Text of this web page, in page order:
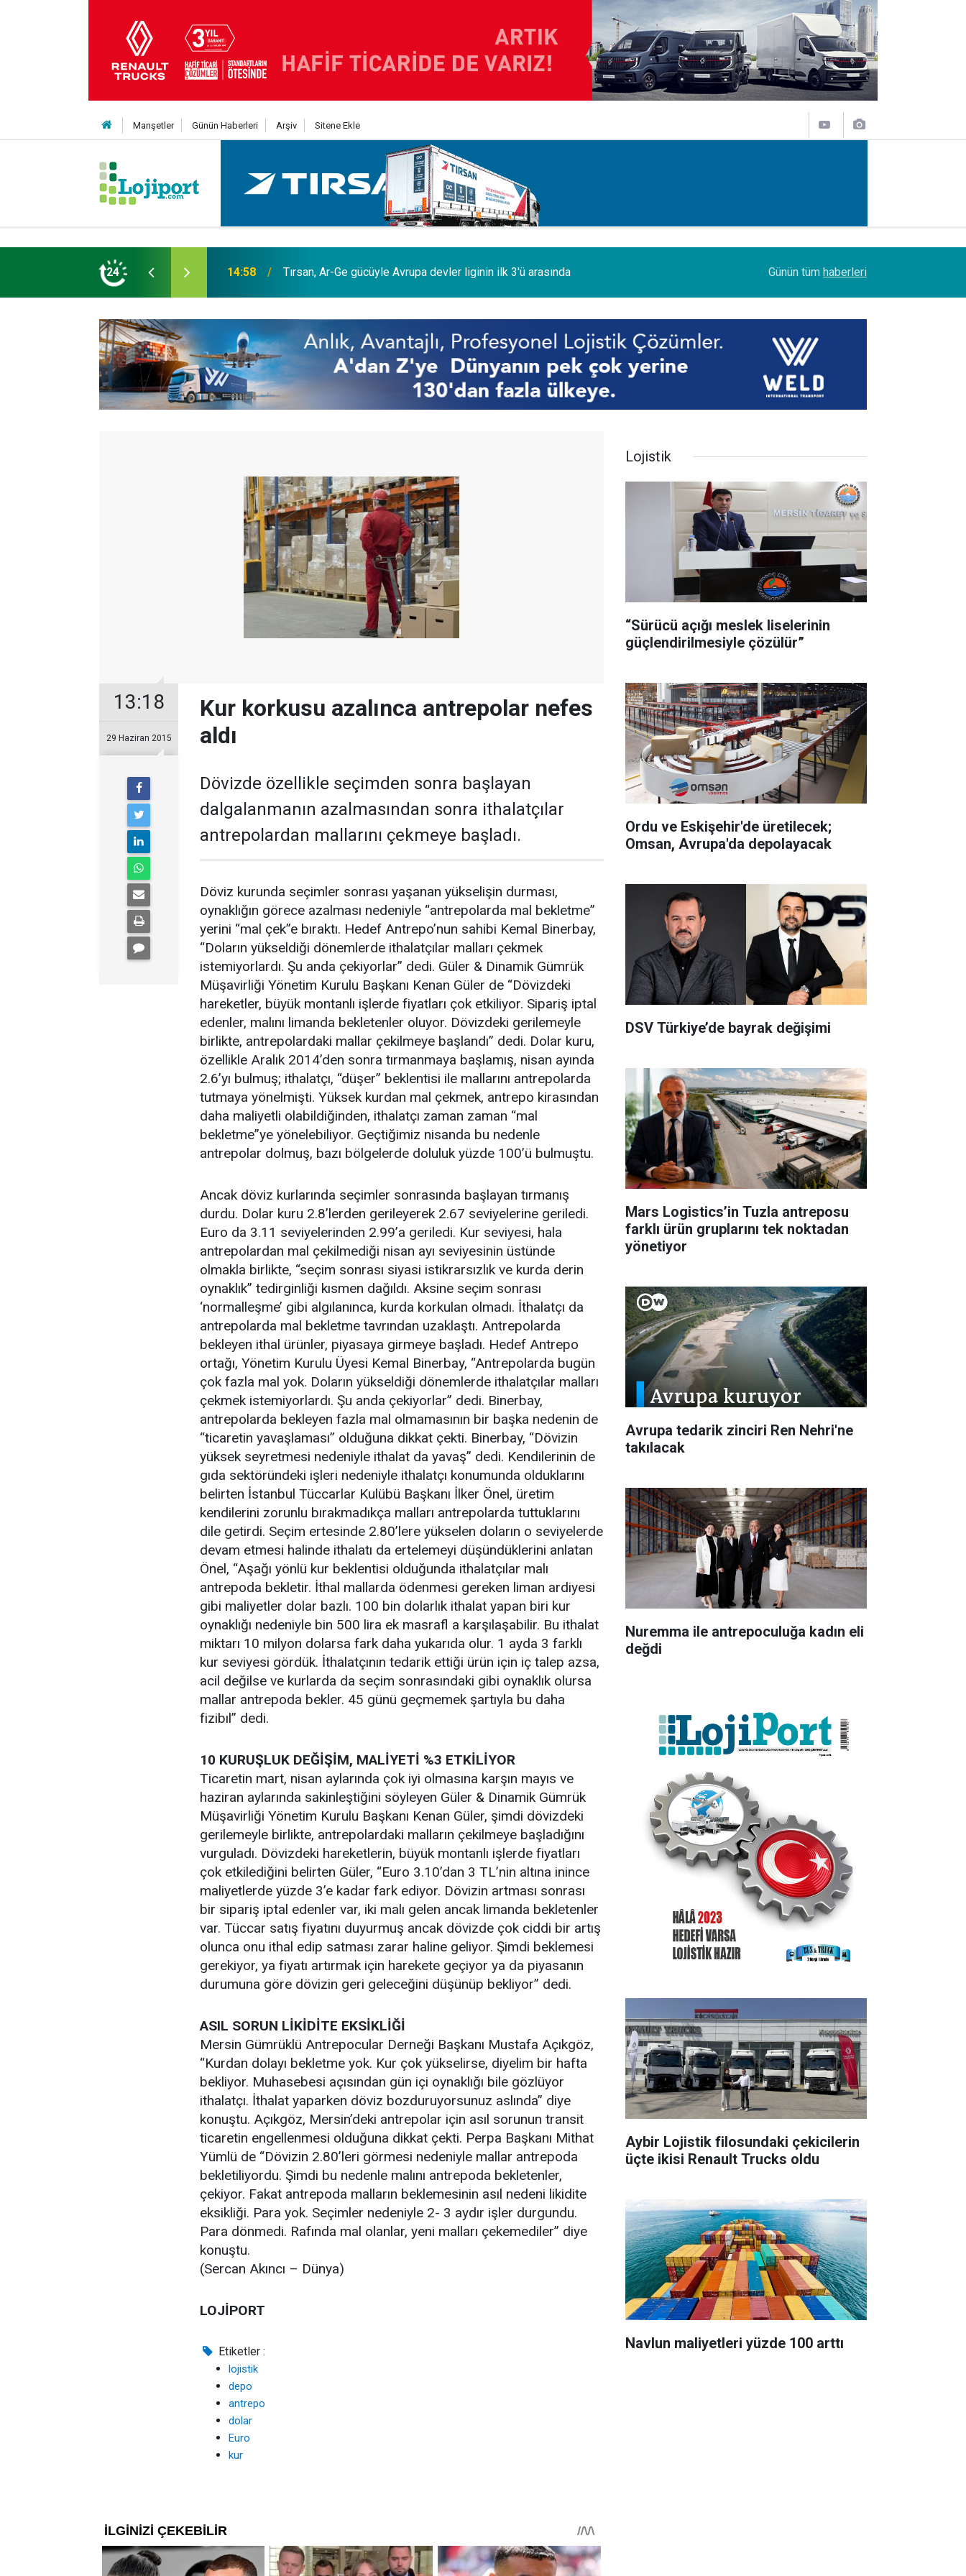
Manşetler Günün Haberleri Arşiv Sitene Ekle
24
liginin ilk 3'ü arasında 14:19 MAXUS modelleri Ağustos’a özel 1.199.000 TL’den başlayan fiyatlarla Petrol Ofisi Grubu 18. kez zirvede
Günün tüm haberleri
13:18
29 Haziran 2015
Kur korkusu azalınca antrepolar nefes
aldı
Dövizde özellikle seçimden sonra başlayan
dalgalanmanın azalmasından sonra ithalatçılar
antrepolardan mallarını çekmeye başladı.
Döviz kurunda seçimler sonrası yaşanan yükselişin durması,
oynaklığın görece azalması nedeniyle “antrepolarda mal bekletme”
yerini “mal çek”e bıraktı. Hedef Antrepo’nun sahibi Kemal Binerbay,
“Doların yükseldiği dönemlerde ithalatçılar malları çekmek
istemiyorlardı. Şu anda çekiyorlar” dedi. Güler & Dinamik Gümrük
Müşavirliği Yönetim Kurulu Başkanı Kenan Güler de “Dövizdeki
hareketler, büyük montanlı işlerde fiyatları çok etkiliyor. Sipariş iptal
edenler, malını limanda bekletenler oluyor. Dövizdeki gerilemeyle
birlikte, antrepolardaki mallar çekilmeye başlandı” dedi. Dolar kuru,
özellikle Aralık 2014’den sonra tırmanmaya başlamış, nisan ayında
2.6’yı bulmuş; ithalatçı, “düşer” beklentisi ile mallarını antrepolarda
tutmaya yönelmişti. Yüksek kurdan mal çekmek, antrepo kirasından
daha maliyetli olabildiğinden, ithalatçı zaman zaman “mal
bekletme”ye yönelebiliyor. Geçtiğimiz nisanda bu nedenle
antrepolar dolmuş, bazı bölgelerde doluluk yüzde 100’ü bulmuştu.
Ancak döviz kurlarında seçimler sonrasında başlayan tırmanış
durdu. Dolar kuru 2.8’lerden gerileyerek 2.67 seviyelerine geriledi.
Euro da 3.11 seviyelerinden 2.99’a geriledi. Kur seviyesi, hala
antrepolardan mal çekilmediği nisan ayı seviyesinin üstünde
olmakla birlikte, “seçim sonrası siyasi istikrarsızlık ve kurda derin
oynaklık” tedirginliği kısmen dağıldı. Aksine seçim sonrası
‘normalleşme’ gibi algılanınca, kurda korkulan olmadı. İthalatçı da
antrepolarda mal bekletme tavrından uzaklaştı. Antrepolarda
bekleyen ithal ürünler, piyasaya girmeye başladı. Hedef Antrepo
ortağı, Yönetim Kurulu Üyesi Kemal Binerbay, “Antrepolarda bugün
çok fazla mal yok. Doların yükseldiği dönemlerde ithalatçılar malları
çekmek istemiyorlardı. Şu anda çekiyorlar” dedi. Binerbay,
antrepolarda bekleyen fazla mal olmamasının bir başka nedenin de
“ticaretin yavaşlaması” olduğuna dikkat çekti. Binerbay, “Dövizin
yüksek seyretmesi nedeniyle ithalat da yavaş” dedi. Kendilerinin de
gıda sektöründeki işleri nedeniyle ithalatçı konumunda olduklarını
belirten İstanbul Tüccarlar Kulübü Başkanı İlker Önel, üretim
kendilerini zorunlu bırakmadıkça malları antrepolarda tuttuklarını
dile getirdi. Seçim ertesinde 2.80’lere yükselen doların o seviyelerde
devam etmesi halinde ithalatı da ertelemeyi düşündüklerini anlatan
Önel, “Aşağı yönlü kur beklentisi olduğunda ithalatçılar malı
antrepoda bekletir. İthal mallarda ödenmesi gereken liman ardiyesi
gibi maliyetler dolar bazlı. 100 bin dolarlık ithalat yapan biri kur
oynaklığı nedeniyle bin 500 lira ek masrafl a karşılaşabilir. Bu ithalat
miktarı 10 milyon dolarsa fark daha yukarıda olur. 1 ayda 3 farklı
kur seviyesi gördük. İthalatçının tedarik ettiği ürün için iç talep azsa,
acil değilse ve kurlarda da seçim sonrasındaki gibi oynaklık olursa
mallar antrepoda bekler. 45 günü geçmemek şartıyla bu daha
fizibıl” dedi.
10 KURUŞLUK DEĞİŞİM, MALİYETİ %3 ETKİLİYOR
Ticaretin mart, nisan aylarında çok iyi olmasına karşın mayıs ve
haziran aylarında sakinleştiğini söyleyen Güler & Dinamik Gümrük
Müşavirliği Yönetim Kurulu Başkanı Kenan Güler, şimdi dövizdeki
gerilemeyle birlikte, antrepolardaki malların çekilmeye başladığını
vurguladı. Dövizdeki hareketlerin, büyük montanlı işlerde fiyatları
çok etkilediğini belirten Güler, “Euro 3.10’dan 3 TL’nin altına inince
maliyetlerde yüzde 3’e kadar fark ediyor. Dövizin artması sonrası
bir sipariş iptal edenler var, iki malı gelen ancak limanda bekletenler
var. Tüccar satış fiyatını duyurmuş ancak dövizde çok ciddi bir artış
olunca onu ithal edip satması zarar haline geliyor. Şimdi beklemesi
gerekiyor, ya fiyatı artırmak için harekete geçiyor ya da piyasanın
durumuna göre dövizin geri geleceğini düşünüp bekliyor” dedi.
ASIL SORUN LİKİDİTE EKSİKLİĞİ
Mersin Gümrüklü Antrepocular Derneği Başkanı Mustafa Açıkgöz,
“Kurdan dolayı bekletme yok. Kur çok yükselirse, diyelim bir hafta
bekliyor. Muhasebesi açısından gün içi oynaklığı bile gözlüyor
ithalatçı. İthalat yaparken döviz bozduruyorsunuz aslında” diye
konuştu. Açıkgöz, Mersin’deki antrepolar için asıl sorunun transit
ticaretin engellenmesi olduğuna dikkat çekti. Perpa Başkanı Mithat
Yümlü de “Dövizin 2.80’leri görmesi nedeniyle mallar antrepoda
bekletiliyordu. Şimdi bu nedenle malını antrepoda bekletenler,
çekiyor. Fakat antrepoda malların beklemesinin asıl nedeni likidite
eksikliği. Para yok. Seçimler nedeniyle 2- 3 aydır işler durgundu.
Para dönmedi. Rafında mal olanlar, yeni malları çekemediler” diye
konuştu.
(Sercan Akıncı – Dünya)
LOJİPORT
Etiketler :
lojistik
depo
antrepo
dolar
Euro
kur
Lojistik
“Sürücü açığı meslek liselerinin
güçlendirilmesiyle çözülür”
Ordu ve Eskişehir'de üretilecek;
Omsan, Avrupa'da depolayacak
DSV Türkiye’de bayrak değişimi
Mars Logistics’in Tuzla antreposu
farklı ürün gruplarını tek noktadan
yönetiyor
Avrupa tedarik zinciri Ren Nehri'ne
takılacak
Nuremma ile antrepoculuğa kadın eli
değdi
Aybir Lojistik filosundaki çekicilerin
üçte ikisi Renault Trucks oldu
Navlun maliyetleri yüzde 100 arttı